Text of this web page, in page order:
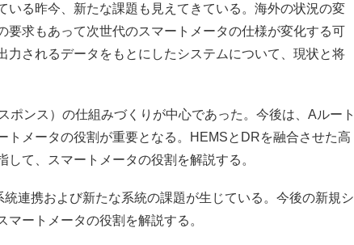
る昨今、新たな課題も見えてきている。海外の状況の変
求もあって次世代のスマートメータの仕様が変化する可
されるデータをもとにしたシステムについて、現状と将
ンス）の仕組みづくりが中心であった。今後は、Aルート
メータの役割が重要となる。HEMSとDRを融合させた高
て、スマートメータの役割を解説する。
連携および新たな系統の課題が生じている。今後の新規シ
ートメータの役割を解説する。